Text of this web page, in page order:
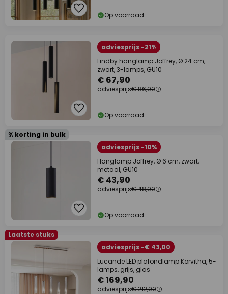
Op voorraad
adviesprijs -21%
Lindby hanglamp Joffrey, Ø 24 cm,
zwart, 3-lamps, GU10
€ 67,90
adviesprijs€ 86,90
Op voorraad
% korting in bulk
adviesprijs -10%
Hanglamp Joffrey, Ø 6 cm, zwart,
metaal, GU10
€ 43,90
adviesprijs€ 48,90
Op voorraad
Laatste stuks
adviesprijs -€ 43,00
Lucande LED plafondlamp Korvitha, 5-
lamps, grijs, glas
€ 169,90
adviesprijs€ 212,90